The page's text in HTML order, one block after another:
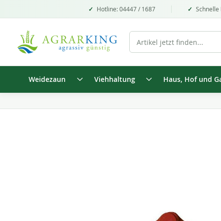
Hotline: 04447 / 1687
Weidezaun Viehhaltung Haus, Hof und